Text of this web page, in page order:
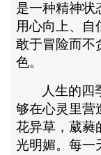
是一种精神状
用心向上、自
敢于冒险而不
色。
人生的四
够在心灵里营
花异草，葳蕤
光明媚。每一